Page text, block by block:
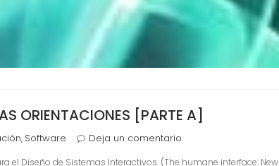
ORIENTACIONES [PARTE A]
, Software Deja un comentario
el Diseño de Sistemas Interactivos. (The humane interface: New